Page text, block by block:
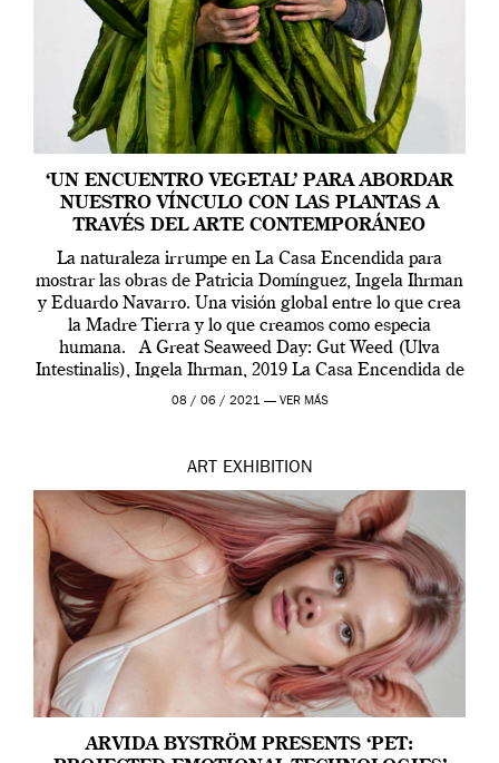
‘UN ENCUENTRO VEGETAL’ PARA ABORDAR
NUESTRO VÍNCULO CON LAS PLANTAS A
TRAVÉS DEL ARTE CONTEMPORÁNEO
La naturaleza irrumpe en La Casa Encendida para
mostrar las obras de Patricia Domínguez, Ingela Ihrman
y Eduardo Navarro. Una visión global entre lo que crea
la Madre Tierra y lo que creamos como especia
humana. A Great Seaweed Day: Gut Weed (Ulva
Intestinalis), Ingela Ihrman, 2019 La Casa Encendida de
Madrid y la Wellcome […]
08 / 06 / 2021 — VER MÁS
ART EXHIBITION
ARVIDA BYSTRÖM PRESENTS ‘PET: